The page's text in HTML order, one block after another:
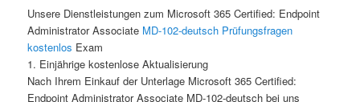
Unsere Dienstleistungen zum Microsoft 365 Certified: Endpoint
Administrator Associate MD-102-deutsch Prüfungsfragen
kostenlos Exam
1. Einjährige kostenlose Aktualisierung
Nach Ihrem Einkauf der Unterlage Microsoft 365 Certified:
Endpoint Administrator Associate MD-102-deutsch bei uns